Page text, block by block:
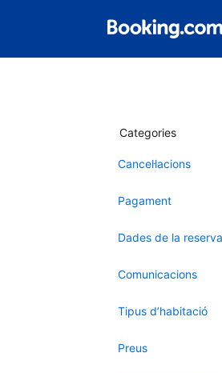
Categories
Cancel·lacions
Pagament
Dades de la reserva
Comunicacions
Tipus d’habitació
Preus